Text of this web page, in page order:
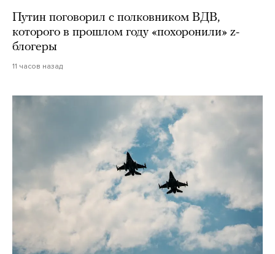
Путин поговорил с полковником ВДВ,
которого в прошлом году «похоронили» z-
блогеры
11 часов назад